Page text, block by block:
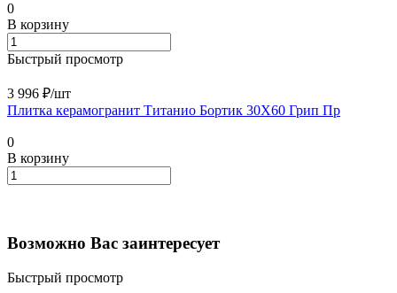
0
В корзину
Быстрый просмотр
3 996 ₽/шт
Плитка керамогранит Титанио Бортик 30X60 Грип Пр
0
В корзину
Возможно Вас заинтересует
Быстрый просмотр